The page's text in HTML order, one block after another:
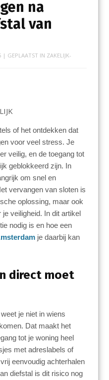
na
van
| GEPLAATST IN ZAKELIJK-
of het ontdekken dat
voor veel stress. Je
veilig, en de toegang tot
geblokkeerd zijn. In
om snel en
vervangen van sloten is
oplossing, maar ook
veiligheid. In dit artikel
nodig is en hoe een
je daarbij kan
direct moet
je niet in wiens
Dat maakt het
tot je woning heel
met adreslabels of
eenvoudig achterhalen
diefstal is dit risico nog